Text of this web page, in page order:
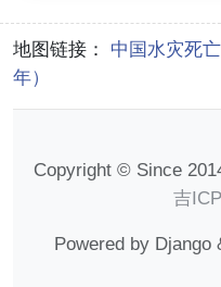
地图链接： 中国水灾死
年）
Copyright © Since
吉
Powered by Django